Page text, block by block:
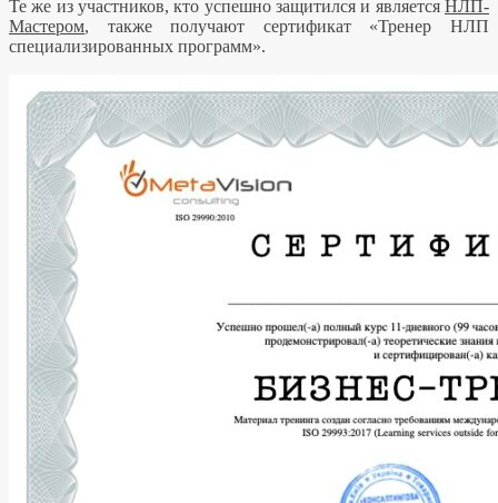
Те же из участников, кто успешно защитился и является НЛП-
Мастером, также получают сертификат «Тренер НЛП
специализированных программ».